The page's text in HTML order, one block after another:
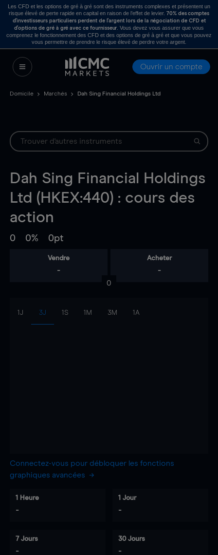
Les CFD et les options de gré à gré sont des instruments complexes et présentent un
risque élevé de perte rapide en capital en raison de l’effet de levier. 70% des comptes
d’investisseurs particuliers perdent de l’argent lors de la négociation de CFD et
d’options de gré à gré avec ce fournisseur . Vous devez vous assurer que vous
comprenez le fonctionnement des CFD et des options de gré à gré et que vous pouvez
vous permettre de prendre le risque élevé de perdre votre argent.
Ouvrir un compte
Domicile Marchés Dah Sing Financial Holdings Ltd
Dah Sing Financial Holdings
Ltd (HKEX:440) : cours des
action
0 0% 0pt
Vendre
-
Acheter
-
0
1J 3J 1S 1M 3M 1A
Connectez-vous pour débloquer les fonctions
graphiques avancées
1 Heure
-
1 Jour
-
7 Jours
-
30 Jours
-